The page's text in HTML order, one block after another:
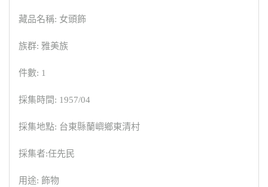
藏品名稱: 女頭飾
族群: 雅美族
件數: 1
採集時間: 1957/04
採集地點: 台東縣蘭嶼鄉東清村
採集者:任先民
用途: 飾物